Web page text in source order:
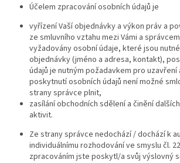
Účelem zpracování osobních údajů je
vyřízení Vaší objednávky a výkon práv a
ze smluvního vztahu mezi Vámi a
vyžadovány osobní údaje, které jsou
objednávky (jméno a adresa, kontakt),
údajů je nutným požadavkem pro
poskytnutí osobních údajů není možné
strany správce plnit,
zasílání obchodních sdělení a činění
aktivit.
Ze strany správce nedochází / dochází k
individuálnímu rozhodování ve smyslu čl.
zpracováním jste poskytl/a svůj výslovný